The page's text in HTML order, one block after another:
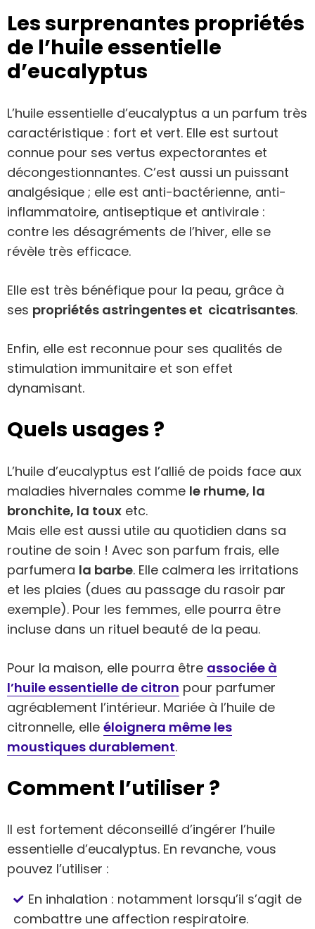
Les surprenantes propriétés
de l’huile essentielle
d’eucalyptus
L’huile essentielle d’eucalyptus a un parfum très
caractéristique : fort et vert. Elle est surtout
connue pour ses vertus expectorantes et
décongestionnantes. C’est aussi un puissant
analgésique ; elle est anti-bactérienne, anti-
inflammatoire, antiseptique et antivirale :
contre les désagréments de l’hiver, elle se
révèle très efficace.
Elle est très bénéfique pour la peau, grâce à
ses propriétés astringentes et cicatrisantes.
Enfin, elle est reconnue pour ses qualités de
stimulation immunitaire et son effet
dynamisant.
Quels usages ?
L’huile d’eucalyptus est l’allié de poids face aux
maladies hivernales comme le rhume, la
bronchite, la toux etc.
Mais elle est aussi utile au quotidien dans sa
routine de soin ! Avec son parfum frais, elle
parfumera la barbe. Elle calmera les irritations
et les plaies (dues au passage du rasoir par
exemple). Pour les femmes, elle pourra être
incluse dans un rituel beauté de la peau.
Pour la maison, elle pourra être associée à
l’huile essentielle de citron pour parfumer
agréablement l’intérieur. Mariée à l’huile de
citronnelle, elle éloignera même les
moustiques durablement.
Comment l’utiliser ?
Il est fortement déconseillé d’ingérer l’huile
essentielle d’eucalyptus. En revanche, vous
pouvez l’utiliser :
En inhalation : notamment lorsqu’il s’agit de
combattre une affection respiratoire.